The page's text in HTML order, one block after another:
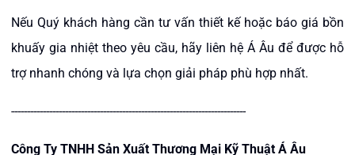
Nếu Quý khách hàng cần tư vấn thiết kế hoặc báo giá bồn
khuấy gia nhiệt theo yêu cầu, hãy liên hệ Á Âu để được hỗ
trợ nhanh chóng và lựa chọn giải pháp phù hợp nhất.
--------------------------------------------------------------------------
Công Ty TNHH Sản Xuất Thương Mại Kỹ Thuật Á Âu